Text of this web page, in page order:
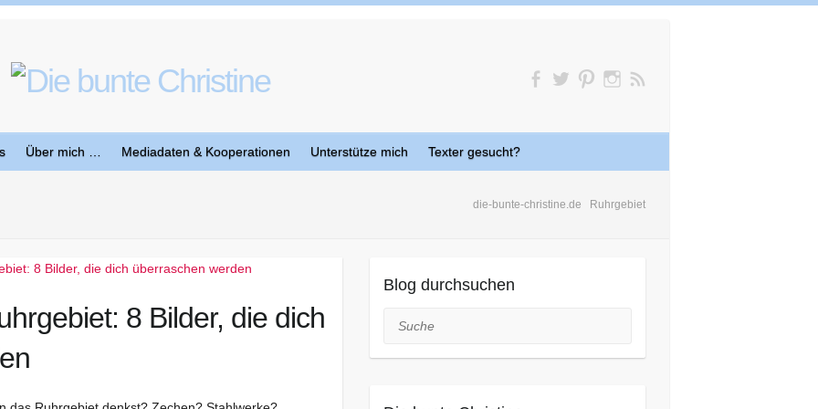
Über mich … Mediadaten & Kooperationen Unterstütze mich Texter gesucht?
die-bunte-christine.de Ruhrgebiet
8 Bilder, die dich
Blog durchsuchen
Suche